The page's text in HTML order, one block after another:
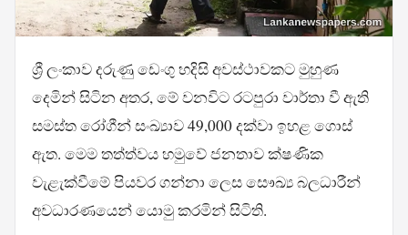
ශ්‍රී ලංකාව දරුණු ඩෙංගු හදිසි අවස්ථාවකට මුහුණ
දෙමින් සිටින අතර, මේ වනවිට රටපුරා වාර්තා වී ඇති
සමස්ත රෝගීන් සංඛ්‍යාව 49,000 දක්වා ඉහළ ගොස්
ඇත. මෙම තත්ත්වය හමුවේ ජනතාව ක්ෂණික
වැළැක්වීමේ පියවර ගන්නා ලෙස සෞඛ්‍ය බලධාරීන්
අවධාරණයෙන් යොමු කරමින් සිටිති.